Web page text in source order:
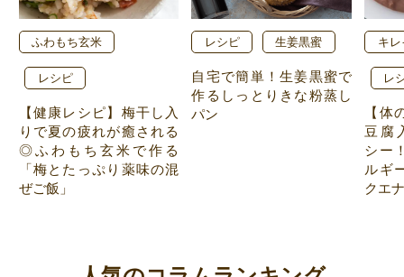
ふわもち玄米
レシピ
【健康レシピ】梅干し入
りで夏の疲れが癒される
◎ふわもち玄米で作る
「梅とたっぷり薬味の混
ぜご飯」
レシピ 生姜黒蜜
自宅で簡単！生姜黒蜜で
作るしっとりきな粉蒸し
パン
キ
レ
【体
豆腐
シー
ルギ
クエ